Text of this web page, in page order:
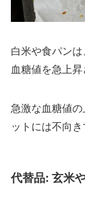
白米や食パン
血糖値を急上昇
急激な血糖値
ットには不向き
代替品: 玄米